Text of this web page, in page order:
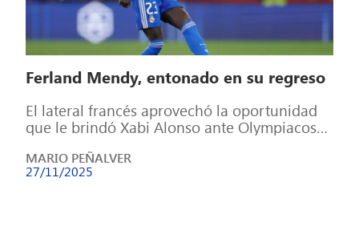
Ferland Mendy, entonado en su regreso
El lateral francés aprovechó la oportunidad
que le brindó Xabi Alonso ante Olympiacos
MARIO PEÑALVER
27/11/2025